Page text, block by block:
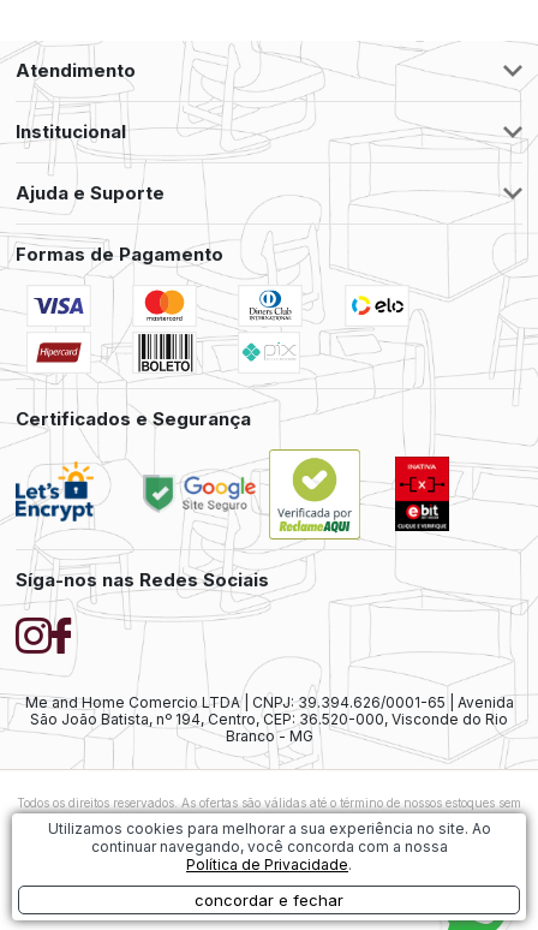
Atendimento
Institucional
Ajuda e Suporte
Formas de Pagamento
Certificados e Segurança
Síga-nos nas Redes Sociais
Me and Home Comercio LTDA | CNPJ: 39.394.626/0001-65 | Avenida
São João Batista, nº 194, Centro, CEP: 36.520-000, Visconde do Rio
Branco - MG
Todos os direitos reservados. As ofertas são válidas até o término de nossos estoques sem
prévio aviso. As vendas ainda estão sujeitas à análise e confirmação de dados.
exista alguma diferença nos preços ofertados, será considerado válido o preço do
Carrinho de Compras. As imagens dos produtos são meramente ilustrativas.
Utilizamos cookies para melhorar a sua experiência no site. Ao
continuar navegando, você concorda com a nossa
Política de Privacidade.
concordar e fechar